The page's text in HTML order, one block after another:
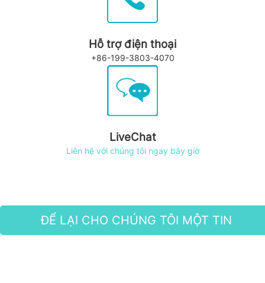
Hỗ trợ điện thoại
+86-199-3803-4070
LiveChat
Liên hệ với chúng tôi ngay bây giờ
ĐỂ LẠI CHO CHÚNG TÔI MỘT TIN